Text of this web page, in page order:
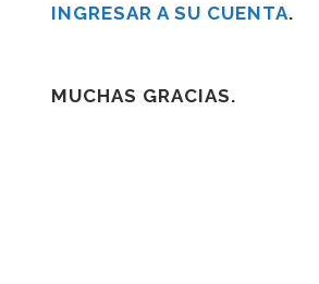
INGRESAR A SU CUENTA.
MUCHAS GRACIAS.